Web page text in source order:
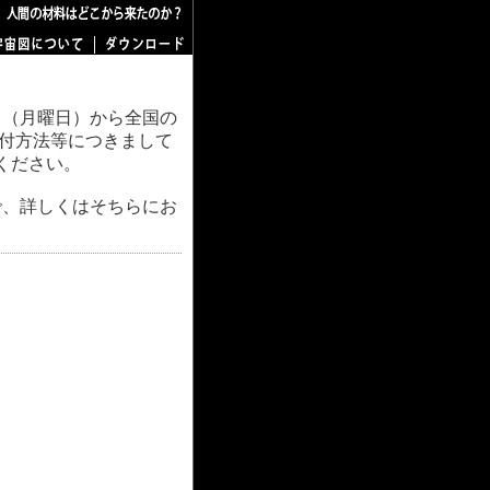
月曜日）から全国の
方法等につきまして
さい。
詳しくはそちらにお